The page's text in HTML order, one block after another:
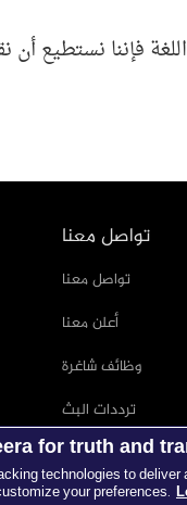
فإننا نستطيع أن
تواصل معنا
تواصل معنا
أعلن معنا
وظائف شاغرة
ترددات البث
بيانات صحفية
for truth and
technologies to
your preferences.